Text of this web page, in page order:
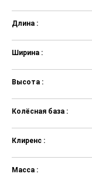
Пакет
Длина :
Ширина :
Высота :
Колёсная база :
Клиренс :
Масса :